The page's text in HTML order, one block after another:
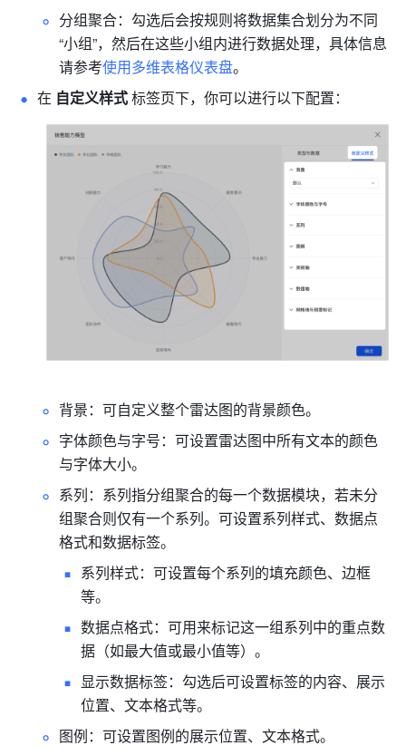
分组聚合：勾选后会按规则将数据集合划分为不同
“小组”，然后在这些小组内进行数据处理，具体信息
请参考使用多维表格仪表盘。
在 自定义样式 标签页下，你可以进行以下配置：
背景：可自定义整个雷达图的背景颜色。
字体颜色与字号：可设置雷达图中所有文本的颜色
与字体大小。
系列：系列指分组聚合的每一个数据模块，若未分
组聚合则仅有一个系列。可设置系列样式、数据点
格式和数据标签。
系列样式：可设置每个系列的填充颜色、边框
等。
数据点格式：可用来标记这一组系列中的重点数
据（如最大值或最小值等）。
显示数据标签：勾选后可设置标签的内容、展示
位置、文本格式等。
图例：可设置图例的展示位置、文本格式。